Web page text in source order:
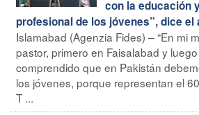
con la educación
profesional de los jóvenes”, dice
Islamabad (Agenzia Fides) – “En mi
pastor, primero en Faisalabad y
comprendido que en Pakistán
los jóvenes, porque representan el
T ...